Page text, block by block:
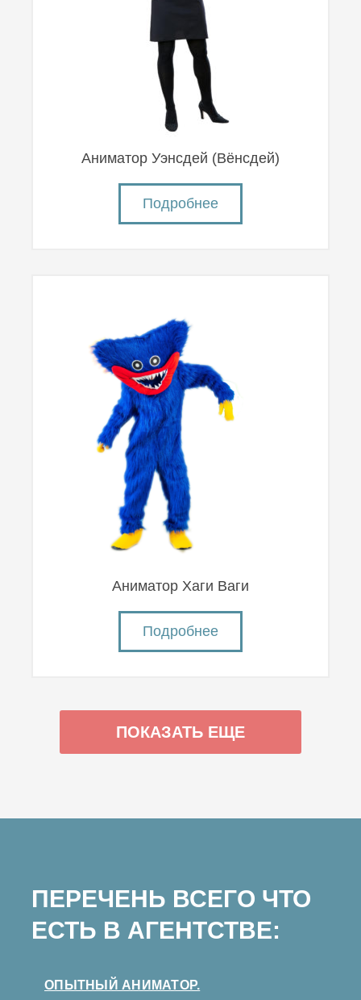
Аниматор Уэнсдей (Вëнсдей)
Подробнее
Аниматор Хаги Ваги
Подробнее
ПОКАЗАТЬ ЕЩЕ
ПЕРЕЧЕНЬ ВСЕГО ЧТО
ЕСТЬ В АГЕНТСТВЕ:
ОПЫТНЫЙ АНИМАТОР.